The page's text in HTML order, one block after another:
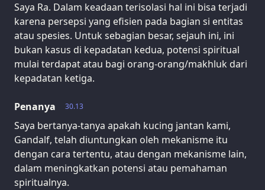
Saya Ra. Dalam keadaan terisolasi hal ini bisa terjadi
karena persepsi yang efisien pada bagian si entitas
atau spesies. Untuk sebagian besar, sejauh ini, ini
bukan kasus di kepadatan kedua, potensi spiritual
mulai terdapat atau bagi orang-orang/makhluk dari
kepadatan ketiga.
30.13
Penanya
Saya bertanya-tanya apakah kucing jantan kami,
Gandalf, telah diuntungkan oleh mekanisme itu
dengan cara tertentu, atau dengan mekanisme lain,
dalam meningkatkan potensi atau pemahaman
spiritualnya.